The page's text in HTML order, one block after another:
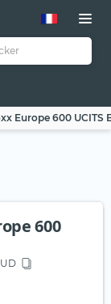
Europe 600 UCITS
600